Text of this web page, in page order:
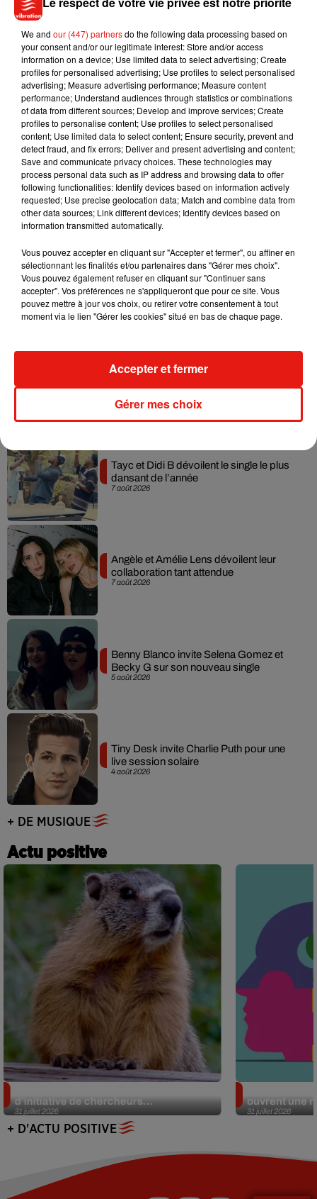
avant de terminer sur un feu d’artifice !
Des illuminations également en Saône et Loire. Samedi soir
à 20 heures,le Château de Digoineaccueille sa soirée aux
flambeaux. Une visite nocturne à la lueur de bougies, pour
révéler la beauté de cet édifice du XVIIIe siècle.
Enfin direction le début du XXe siècle à Joigny. L’association
icaunaise, les Vieilles Coquilles, organise le 10 anniversaire
des« Bouchons de Joigny ». Dimanche matin, découvrez
jusqu’à 500 véhicules vintage.
Musique
Julien Lieb s’essaye à la vie de chatelain
dans son nouveau clip
Madonna sort enfin le remix de « Love
7 août 2026
Tayc et Didi B dévoilent le single le plus
dansant de l’année
7 août 2026
Angèle et Amélie Lens dévoilent leur
collaboration tant attendue
5 août 2026
Benny Blanco invite Selena Gomez et
Becky G sur son nouveau single
4 août 2026
Tiny Desk invite Charlie Puth pour une
live session solaire
+ DE MUSIQUE
Actu positive
31 juillet 2026
d’initiative de chercheurs...
31 juillet 2026
ouvrent une
+ D'ACTU POSITIVE
We and our (447) partnersdo the following data processing based on
your consent and/or our legitimate interest: Store and/or access
information on a device; Use limited data to select advertising; Create
profiles for personalised advertising; Use profiles to select personalised
advertising; Measure advertising performance; Measure content
performance; Understand audiences through statistics or combinations
of data from different sources; Develop and improve services; Create
profiles to personalise content; Use profiles to select personalised
content; Use limited data to select content; Ensure security, prevent and
detect fraud, and fix errors; Deliver and present advertising and content;
Save and communicate privacy choices. These technologies may
process personal data such as IP address and browsing data to offer
following functionalities: Identify devices based on information actively
requested; Use precise geolocation data; Match and combine data from
other data sources; Link different devices; Identify devices based on
information transmitted automatically.
Vous pouvez accepter en cliquant sur "Accepter et fermer", ou affiner en
sélectionnant les finalités et/ou partenaires dans "Gérer mes choix".
Vous pouvez également refuser en cliquant sur "Continuer sans
accepter". Vos préférences ne s'appliqueront que pour ce site. Vous
pouvez mettre à jour vos choix, ou retirer votre consentement à tout
moment via le lien "Gérer les cookies" situé en bas de chaque page.
Gérer mes choix
Accepter et fermer